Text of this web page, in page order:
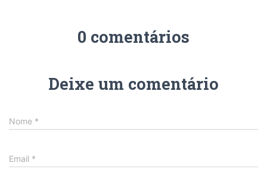
0 comentários
Deixe um comentário
Nome *
Email *